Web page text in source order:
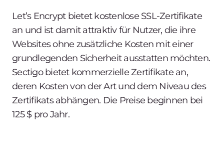
Let’s Encrypt bietet kostenlose SSL-Zertifikate
an und ist damit attraktiv für Nutzer, die ihre
Websites ohne zusätzliche Kosten mit einer
grundlegenden Sicherheit ausstatten möchten.
Sectigo bietet kommerzielle Zertifikate an,
deren Kosten von der Art und dem Niveau des
Zertifikats abhängen. Die Preise beginnen bei
125 $ pro Jahr.